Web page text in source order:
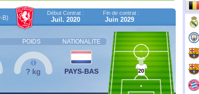
B)
Début Contrat :
Juil. 2020
Fin de contrat :
Juin 2029
POIDS NATIONALITE
? kg PAYS-BAS 20